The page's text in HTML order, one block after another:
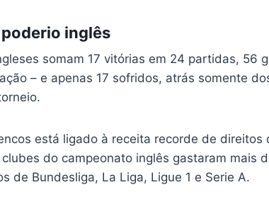
inglês
somam 17 vitórias em 24 partidas, 56
– e apenas 17 sofridos, atrás somente
está ligado à receita recorde de direitos
do campeonato inglês gastaram mais
de Bundesliga, La Liga, Ligue 1 e Serie A.